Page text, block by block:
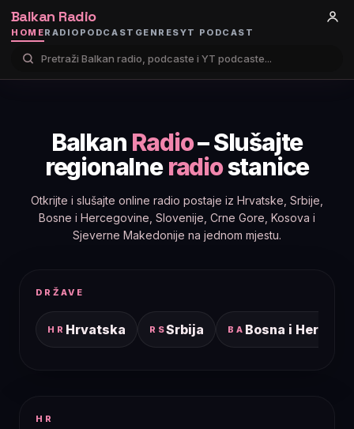
Balkan Radio
HOMERADIO PODCAST GENRESYT PODCAST
Balkan Radio– Slušajte
regionalneradiostanice
Otkrijte i slušajte online radio postaje iz Hrvatske, Srbije,
Bosne i Hercegovine, Slovenije, Crne Gore, Kosova i
Sjeverne Makedonije na jednom mjestu.
DRŽAVE
HR Hrvatska RSSrbija BA Bosna i
HR